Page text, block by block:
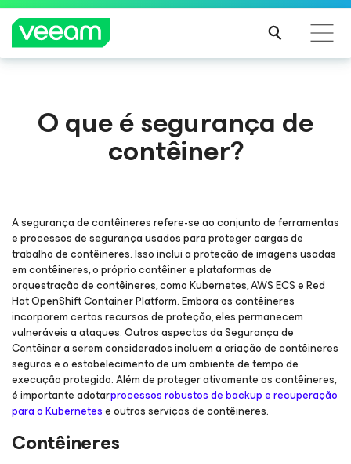
pela atualização de conteúdo da CrowdStrike
O que é segurança de
contêiner?
A segurança de contêineres refere-se ao conjunto de ferramentas
e processos de segurança usados para proteger cargas de
trabalho de contêineres. Isso inclui a proteção de imagens usadas
em contêineres, o próprio contêiner e plataformas de
orquestração de contêineres, como Kubernetes, AWS ECS e Red
Hat OpenShift Container Platform. Embora os contêineres
incorporem certos recursos de proteção, eles permanecem
vulneráveis a ataques. Outros aspectos da Segurança de
Contêiner a serem considerados incluem a criação de contêineres
seguros e o estabelecimento de um ambiente de tempo de
execução protegido. Além de proteger ativamente os contêineres,
é importante adotarprocessos robustos de backup e recuperação
para o Kubernetese outros serviços de contêineres.
Contêineres